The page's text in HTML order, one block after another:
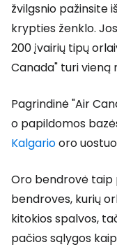
žvilgsnio pažinsite
krypties ženklo.
200 įvairių tipų
Canada" turi vieną
Pagrindinė "Air
o papildomos
Kalgariooro
Oro bendrovė taip
bendroves, kurių
kitokios spalvos,
pačios sąlygos